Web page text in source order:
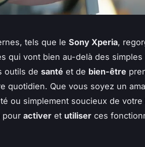
tels que le Sony Xperia,
qui vont bien au-delà des
outils de santé et de bien-être
quotidien. Que vous soyez un
ou simplement soucieux de
pour activer et utiliser ces